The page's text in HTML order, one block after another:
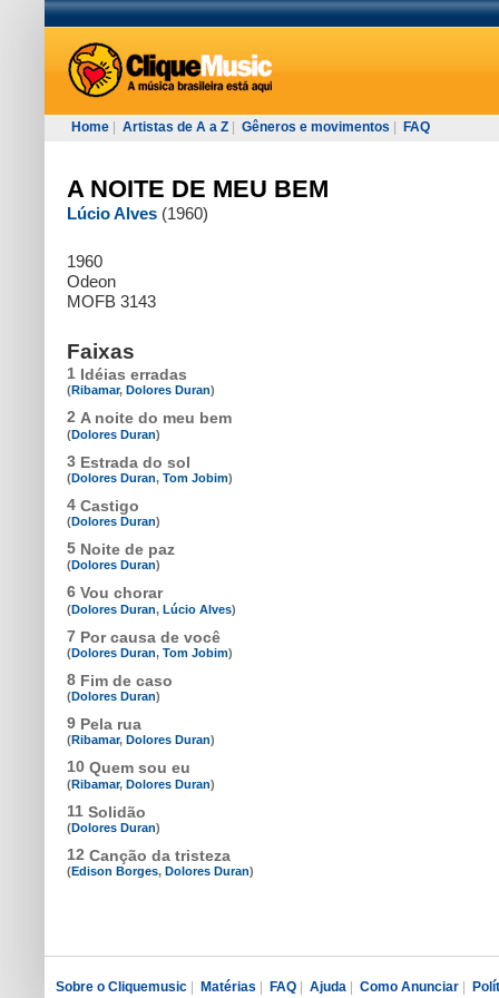
Home Artistas de A a Z Gêneros e movimentos FAQ
A NOITE DE MEU BEM
Lúcio Alves (1960)
1960
Odeon
MOFB 3143
Faixas
1 Idéias erradas
(Ribamar, Dolores Duran)
2 A noite do meu bem
(Dolores Duran)
3 Estrada do sol
(Dolores Duran, Tom Jobim)
4 Castigo
(Dolores Duran)
5 Noite de paz
(Dolores Duran)
6 Vou chorar
(Dolores Duran, Lúcio Alves)
7 Por causa de você
(Dolores Duran, Tom Jobim)
8 Fim de caso
(Dolores Duran)
9 Pela rua
(Ribamar, Dolores Duran)
10 Quem sou eu
(Ribamar, Dolores Duran)
11 Solidão
(Dolores Duran)
12 Canção da tristeza
(Edison Borges, Dolores Duran)
Sobre o Cliquemusic Matérias FAQ Ajuda Como Anunciar